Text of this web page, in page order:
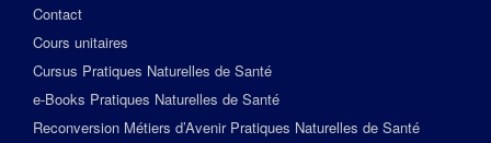
Contact
Cours unitaires
Cursus Pratiques Naturelles de Santé
e-Books Pratiques Naturelles de Santé
Reconversion Métiers d’Avenir Pratiques Naturelles de Santé